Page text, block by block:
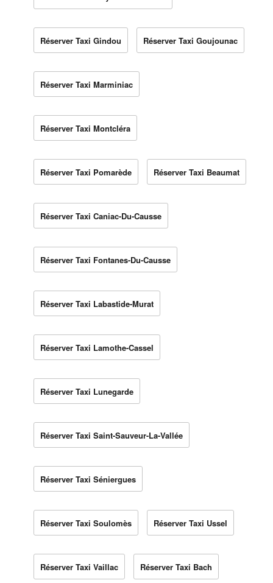
Réserver Taxi Gindou Réserver Taxi Goujounac
Réserver Taxi Marminiac
Réserver Taxi Montcléra
Réserver Taxi Pomarède Réserver Taxi Beaumat
Réserver Taxi Caniac-Du-Causse
Réserver Taxi Fontanes-Du-Causse
Réserver Taxi Labastide-Murat
Réserver Taxi Lamothe-Cassel
Réserver Taxi Lunegarde
Réserver Taxi Saint-Sauveur-La-Vallée
Réserver Taxi Séniergues
Réserver Taxi Soulomès Réserver Taxi Ussel
Réserver Taxi Vaillac Réserver Taxi Bach